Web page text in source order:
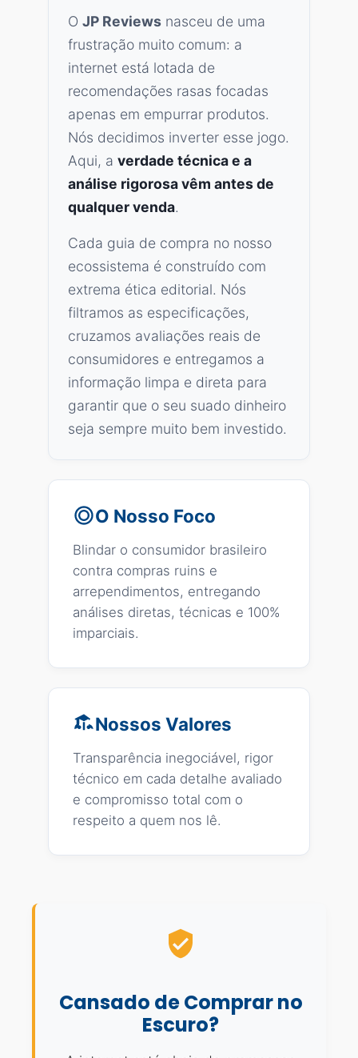
O JP Reviews nasceu de uma
frustração muito comum: a
internet está lotada de
recomendações rasas focadas
apenas em empurrar produtos.
Nós decidimos inverter esse jogo.
Aqui, a verdade técnica e a
análise rigorosa vêm antes de
qualquer venda.
Cada guia de compra no nosso
ecossistema é construído com
extrema ética editorial. Nós
filtramos as especificações,
cruzamos avaliações reais de
consumidores e entregamos a
informação limpa e direta para
garantir que o seu suado dinheiro
seja sempre muito bem investido.
O Nosso Foco
Blindar o consumidor brasileiro
contra compras ruins e
arrependimentos, entregando
análises diretas, técnicas e 100%
imparciais.
Nossos Valores
Transparência inegociável, rigor
técnico em cada detalhe avaliado
e compromisso total com o
respeito a quem nos lê.
Cansado de Comprar no
Escuro?